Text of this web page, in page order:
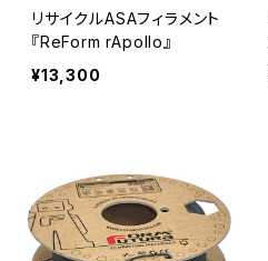
リサイクルASAフィラメント
『ReForm rApollo』
¥13,300